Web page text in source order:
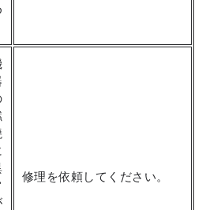
修理を依頼してください。